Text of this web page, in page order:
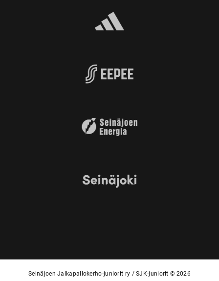
Seinäjoen Jalkapallokerho-juniorit ry / SJK-juniorit © 2026